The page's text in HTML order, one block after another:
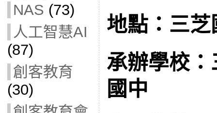
NAS (73)
人工智慧AI
(87)
創客教育
(30)
地點：三芝
承辦學校
國中